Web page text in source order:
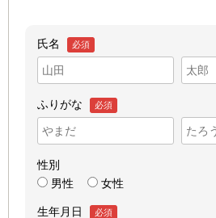
氏名 必須
ふりがな 必須
性別
男性
女性
生年月日 必須